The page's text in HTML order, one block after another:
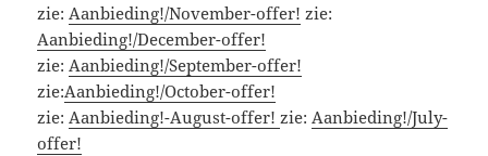
zie: Aanbieding!/November-offer! zie:
Aanbieding!/December-offer!
zie: Aanbieding!/September-offer!
zie:Aanbieding!/October-offer!
zie: Aanbieding!-August-offer!zie: Aanbieding!/July-
offer!